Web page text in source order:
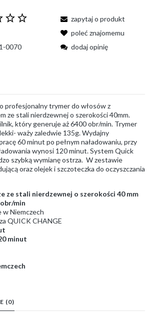
0070
zapytaj o produkt
poleć znajomemu
dodaj opinię
profesjonalny trymer do włosów z
ze stali nierdzewnej o szerokości 40mm.
który generuje aż 6400 obr/min. Trymer
waży zaledwie 135g. Wydajny
60 minut po pełnym naładowaniu, przy
wynosi 120 minut. System Quick
szybką wymianę ostrza. W zestawie
oraz olejek i szczoteczka do oczyszczania
ze stali nierdzewnej o szerokości 40 mm
min
Niemczech
QUICK CHANGE
minut
(0)